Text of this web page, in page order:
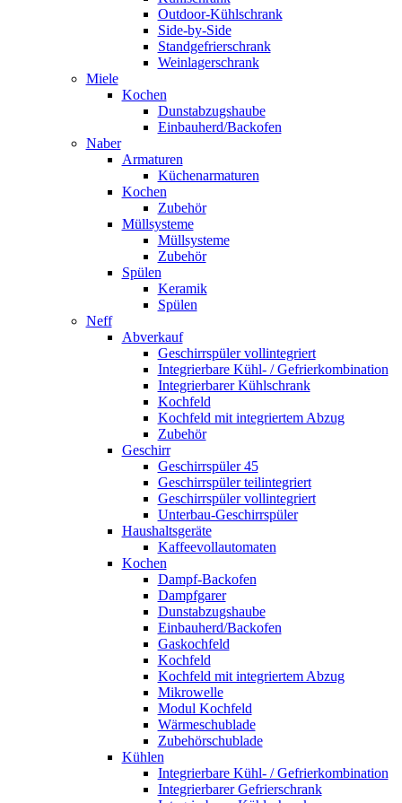
Outdoor-Kühlschrank
Side-by-Side
Standgefrierschrank
Weinlagerschrank
Miele
Kochen
Dunstabzugshaube
Einbauherd/Backofen
Naber
Armaturen
Küchenarmaturen
Kochen
Zubehör
Müllsysteme
Müllsysteme
Zubehör
Spülen
Keramik
Spülen
Neff
Abverkauf
Geschirrspüler vollintegriert
Integrierbare Kühl- / Gefrierkombination
Integrierbarer Kühlschrank
Kochfeld
Kochfeld mit integriertem Abzug
Zubehör
Geschirr
Geschirrspüler 45
Geschirrspüler teilintegriert
Geschirrspüler vollintegriert
Unterbau-Geschirrspüler
Haushaltsgeräte
Kaffeevollautomaten
Kochen
Dampf-Backofen
Dampfgarer
Dunstabzugshaube
Einbauherd/Backofen
Gaskochfeld
Kochfeld
Kochfeld mit integriertem Abzug
Mikrowelle
Modul Kochfeld
Wärmeschublade
Zubehörschublade
Kühlen
Integrierbare Kühl- / Gefrierkombination
Integrierbarer Gefrierschrank